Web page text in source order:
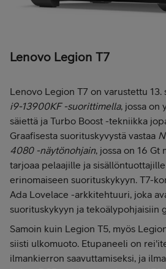
Lenovo Legion T7
Lenovo Legion T7 on varustettu 13.
i9-13900KF -suorittimella, jossa on
säiettä ja Turbo Boost -tekniikka
Graafisesta suorituskyvystä vastaa
4080 -näytönohjain, jossa on 16 Gt
tarjoaa pelaajille ja
erinomaiseen suorituskykyyn. T7-
Ada Lovelace -arkkitehtuuri, joka
suorituskykyyn ja tekoälypohjaisiin
Samoin kuin Legion T5, myös
siisti ulkomuoto. Etupaneeli on
ilmankierron saavuttamiseksi, ja